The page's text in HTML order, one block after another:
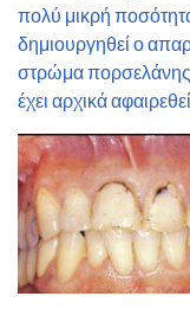
πολύ μικρή
δημιουργηθεί ο
στρώμα πορσελάνης
έχει αρχικά